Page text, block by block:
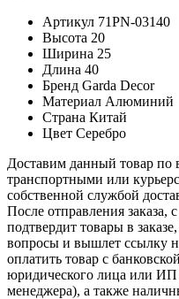
Артикул 71PN-03140
Высота 20
Ширина 25
Длина 40
Бренд Garda Decor
Материал Алюминий
Страна Китай
Цвет Серебро
Доставим данный товар по
транспортными или
собственной службой
После отправления заказа,
подтвердит товары в
вопросы и вышлет ссылку
оплатить товар с
юридического лица или ИП
менеджера), а также